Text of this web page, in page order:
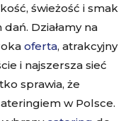
świeżość i smak
Działamy na
oferta, atrakcyjny
i najszersza sieć
sprawia, że
w Polsce.